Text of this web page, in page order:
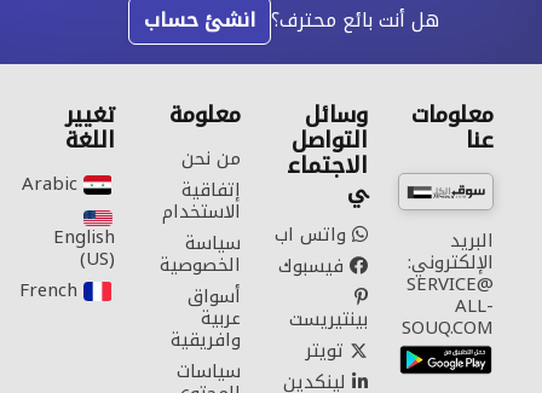
هل أنت بائع محترف؟ انشئ حساب
معلومات
عنا
البريد
الإلكتروني:
SERVICE@
ALL-
SOUQ.COM
وسائل
التواصل
الاجتماع
ي
واتس اب
فيسبوك
بينتيريست
تويتر
لينكدين
معلومة
من نحن
إتفاقية
الاستخدام
سياسة
الخصوصية
أسواق
عربية
وافريقية
سياسات
تغيير
اللغة
Arabic‎
English
(US)‎
French‎